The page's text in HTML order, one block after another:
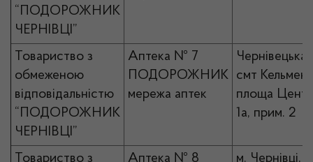
“ПОДОРОЖНИК
ЧЕРНІВЦІ”
Товариство з
обмеженою
відповідальністю
“ПОДОРОЖНИК
ЧЕРНІВЦІ”
Аптека № 7
ПОДОРОЖНИК
мережа аптек
Чернівецька
смт
площа
1а, прим. 2
Товариство з
Аптека № 8
м. Чернівці,